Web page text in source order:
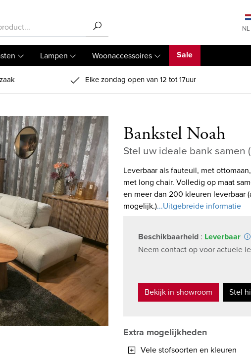
NL
Lampen Woonaccessoires Sale
Elke zondag open van 12 tot 17uur
Bankstel Noah
Stel uw ideale bank samen
Leverbaar als fauteuil, met
met long chair. Volledig op maat
en meer dan 200 kleuren leverbaar
mogelijk.)...Uitgebreide informatie
Beschikbaarheid : Leverbaar
Neem contact op voor actuele
Bekijk in showroom Stel
Extra mogelijkheden
Vele stofsoorten en kleuren